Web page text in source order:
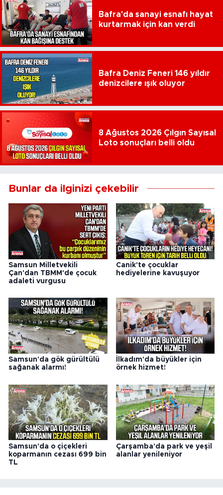
Bafra'da sanayi esnafı hayat
kurtarmak için kan verdi
Bafra Deniz Feneri 146 yıldır
denizcilere ışık oluyor
8 Ağustos 2026 Çılgın Sayısal
Loto sonuçları belli oldu
Bunlar da ilginizi çekebilir
Samsun Milletvekili
Çan'dan TBMM'de çocuk
adaleti vurgusu
Canik'te çocuklar
hediyelerine kavuşuyor
Samsun'da gök gürültülü
sağanak alarmı!
İlkadım'da büyükler için
örnek hizmet!
Samsun'da o çiçekleri
koparmanın cezası 699 bin
TL
Çarşamba'da park ve yeşil
alanlar yenileniyor